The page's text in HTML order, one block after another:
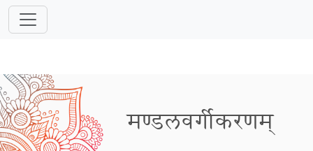
मण्डलवर्गीकरणम्